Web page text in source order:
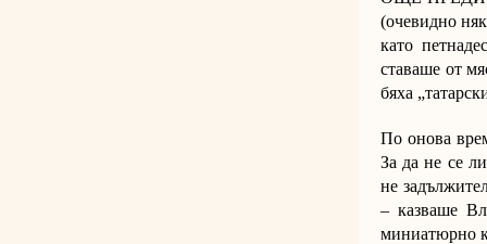
(очевидно
като
ставаше от
бяха
По онова
За да не се
не
– казваше
миниатюрно